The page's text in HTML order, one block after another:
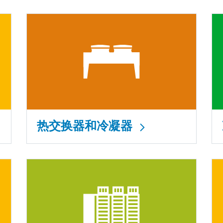
热交换器和冷凝器